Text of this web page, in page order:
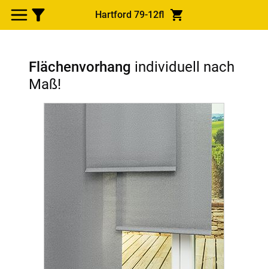
Hartford 79-12fl
Flächenvorhang individuell nach
Maß!